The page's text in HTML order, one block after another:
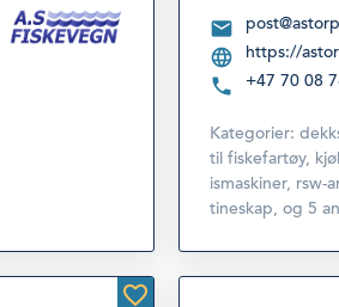
https://
+47 70 08
Kategorier:
til fiskefartøy,
ismaskiner, rsw-
tineskap, og 5